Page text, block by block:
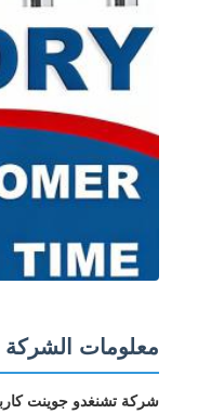
معلومات الشركة
شركة تشنغدو جوينت